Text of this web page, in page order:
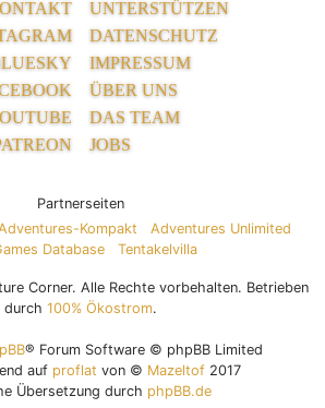
UNTERSTÜTZEN
DATENSCHUTZ
IMPRESSUM
ÜBER UNS
DAS TEAM
JOBS
Partnerseiten
Kompakt
Adventures Unlimited
Database
Tentakelvilla
Corner. Alle Rechte vorbehalten. Betrieben
durch 100% Ökostrom.
® Forum Software © phpBB Limited
auf proflat von © Mazeltof2017
Übersetzung durch phpBB.de